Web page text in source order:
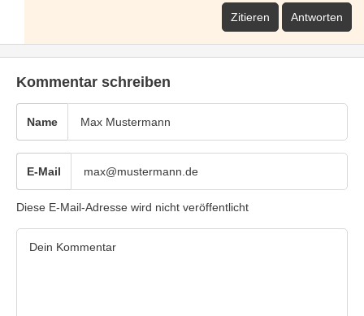
Zitieren Antworten
Kommentar schreiben
Name
E-Mail
Diese E-Mail-Adresse wird nicht veröffentlicht